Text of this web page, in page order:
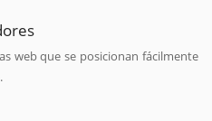
web que se posicionan fácilmente